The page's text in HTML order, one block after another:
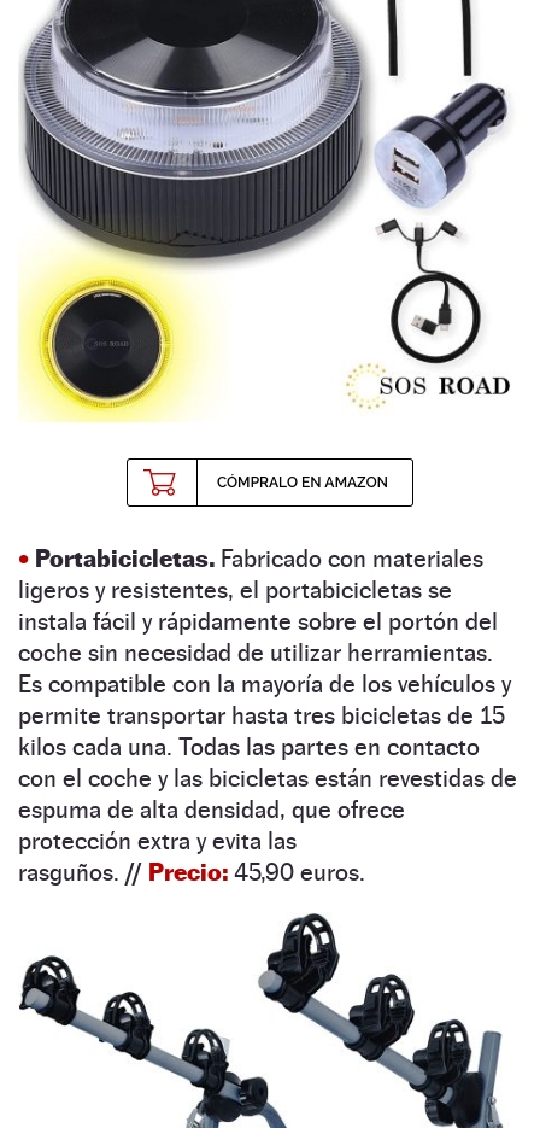
• Portabicicletas. Fabricado con materiales
ligeros y resistentes, el portabicicletas se
instala fácil y rápidamente sobre el portón del
coche sin necesidad de utilizar herramientas.
Es compatible con la mayoría de los vehículos y
permite transportar hasta tres bicicletas de 15
kilos cada una. Todas las partes en contacto
con el coche y las bicicletas están revestidas de
espuma de alta densidad, que ofrece
protección extra y evita las
rasguños. // Precio: 45,90 euros.